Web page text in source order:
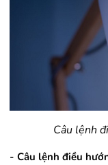
Câu lệnh
- Câu lệnh điều